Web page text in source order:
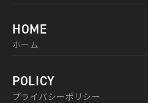
HOME
ホーム
POLICY
プライバシーポリシー